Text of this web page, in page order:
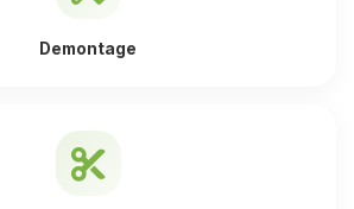
Demontage